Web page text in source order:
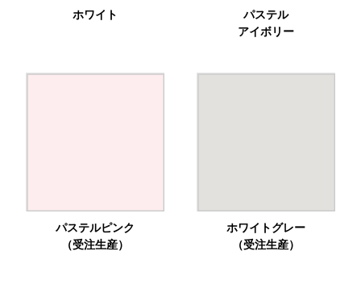
ホワイト
パステル
アイボリー
パステルピンク
（受注生産）
ホワイトグレー
（受注生産）